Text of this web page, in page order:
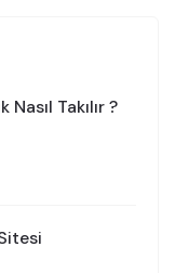
Nasıl Takılır ?